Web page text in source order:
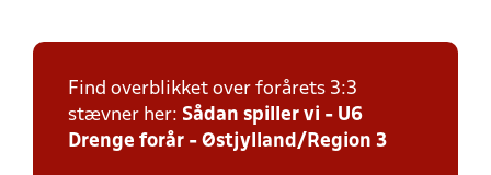
Find overblikket over forårets 3:3
stævner her: Sådan spiller vi - U6
Drenge forår - Østjylland/Region 3